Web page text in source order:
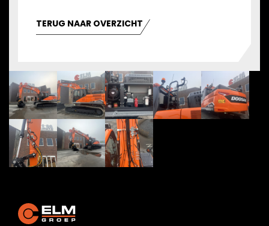
TERUG NAAR OVERZICHT